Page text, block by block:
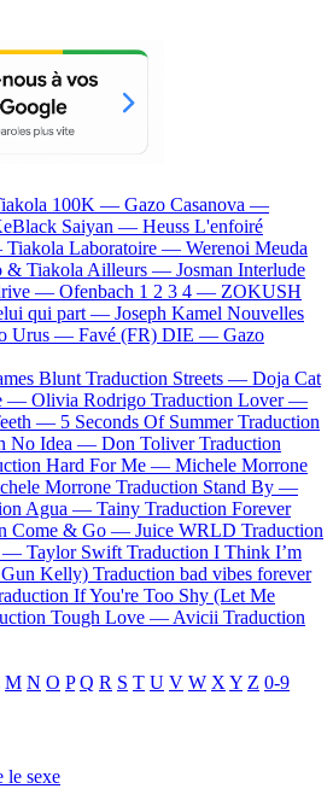
100K — Gazo Casanova —
Saiyan — Heuss L'enfoiré
Tiakola Laboratoire — Werenoi Meuda
& Tiakola Ailleurs — Josman Interlude
— Ofenbach 1 2 3 4 — ZOKUSH
qui part — Joseph Kamel Nouvelles
Urus — Favé (FR) DIE — Gazo
Blunt Traduction Streets — Doja Cat
— Olivia Rodrigo Traduction Lover —
— 5 Seconds Of Summer Traduction
No Idea — Don Toliver Traduction
Hard For Me — Michele Morrone
Morrone Traduction Stand By —
Agua — Tainy Traduction Forever
Come & Go — Juice WRLD Traduction
— Taylor Swift Traduction I Think I’m
Kelly) Traduction bad vibes forever
If You're Too Shy (Let Me
Tough Love — Avicii Traduction
M N O P Q R S T U V W X Y Z 0-9
le sexe